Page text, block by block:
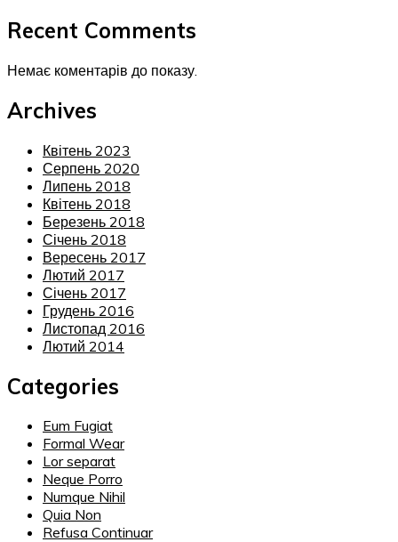
Recent Comments
Немає коментарів до показу.
Archives
Квітень 2023
Серпень 2020
Липень 2018
Квітень 2018
Березень 2018
Січень 2018
Вересень 2017
Лютий 2017
Січень 2017
Грудень 2016
Листопад 2016
Лютий 2014
Categories
Eum Fugiat
Formal Wear
Lor separat
Neque Porro
Numque Nihil
Quia Non
Refusa Continuar